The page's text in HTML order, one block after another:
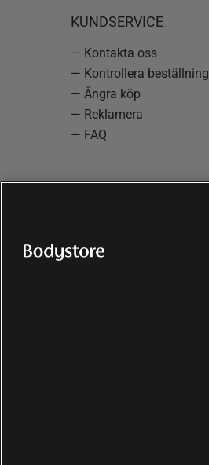
KUNDSERVICE
— Kontakta oss
— Kontrollera beställning
— Ångra köp
— Reklamera
— FAQ